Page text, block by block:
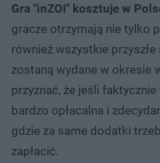
Gra "inZOI" kosztuje w
gracze otrzymają nie tylko
również wszystkie
zostaną wydane w okresie
przyznać, że jeśli
bardzo opłacalna i
gdzie za same dodatki
zapłacić.